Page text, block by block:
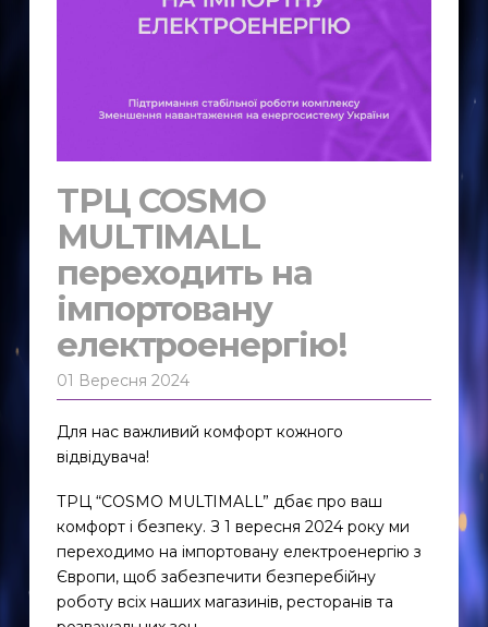
ТРЦ COSMO
MULTIMALL
переходить на
імпортовану
електроенергію!
01 Вересня 2024
Для нас важливий комфорт кожного
відвідувача!
ТРЦ “COSMO MULTIMALL” дбає про ваш
комфорт і безпеку. З 1 вересня 2024 року ми
переходимо на імпортовану електроенергію з
Європи, щоб забезпечити безперебійну
роботу всіх наших магазинів, ресторанів та